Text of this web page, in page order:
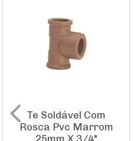
Te Soldável Com
Rosca Pvc Marrom